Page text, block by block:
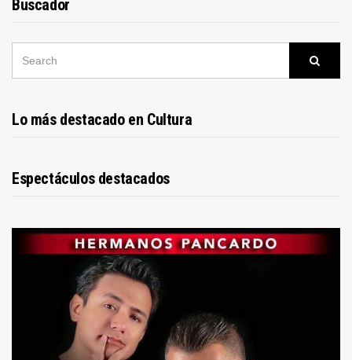
Buscador
Lo más destacado en Cultura
Espectáculos destacados